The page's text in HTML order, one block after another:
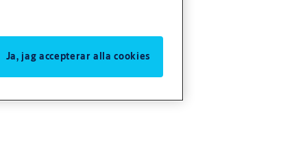
Ja, jag accepterar alla cookies